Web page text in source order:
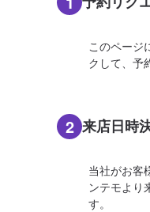
このページ
クして、予
2 来店日時
当社がお客
ンテモより
す。